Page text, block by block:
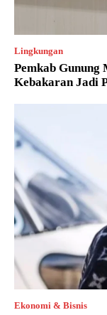
Lingkungan
Pemkab Gunung
Kebakaran Jadi
Ekonomi & Bisnis